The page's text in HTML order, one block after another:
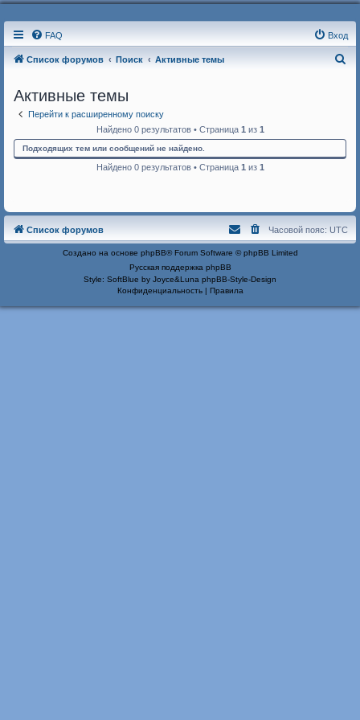
FAQ Вход
Список форумов Поиск Активные темы
Активные темы
Перейти к расширенному поиску
Найдено 0 результатов • Страница 1 из 1
Подходящих тем или сообщений не найдено.
Найдено 0 результатов • Страница 1 из 1
Список форумов Часовой пояс: UTC
Создано на основе phpBB® Forum Software © phpBB Limited
Русская поддержка phpBB
Style: SoftBlue by Joyce&Luna phpBB-Style-Design
Конфиденциальность| Правила